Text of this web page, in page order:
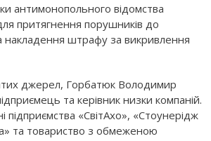
антимонопольного відомства
притягнення порушників до
накладення штрафу за викривлення
джерел, Горбатюк Володимир
та керівник низки компаній.
підприємства «СвітАхо», «Стоунерідж
та товариство з обмеженою